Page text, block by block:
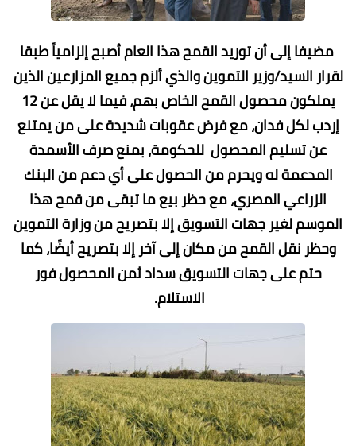
مضيفا إلى أن توريد القمح هذا العام أصبح إلزامياً طبقا
لقرار السيد/وزير التموين والذي ألزم جميع المزارعين الذين
يملكون محصول القمح الخاص بهم، فيما لا يقل عن 12
إردب لكل فدان، مع فرض عقوبات شديدة على من يمتنع
عن تسليم المحصول للحكومة، بمنع صرف الأسمدة
المدعمة له ويحرم من الحصول على أي دعم من البنك
الزراعي المصري، مع حظر بيع ما تبقى من قمح هذا
الموسم لغير جهات التسويق إلا بتصريح من وزارة التموين
وحظر نقل القمح من مكان إلى آخر إلا بتصريح أيضًا، كما
حتم على جهات التسويق سداد ثمن المحصول فور
الاستلام.